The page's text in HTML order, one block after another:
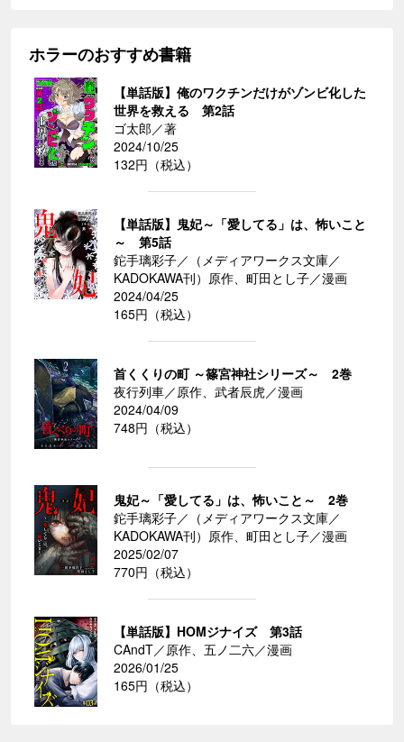
ホラーのおすすめ書籍
【単話版】俺のワクチンだけがゾンビ化した
世界を救える 第2話
ゴ太郎／著
2024/10/25
132円（税込）
【単話版】鬼妃～「愛してる」は、怖いこと
～ 第5話
鉈手璃彩子／（メディアワークス文庫／
KADOKAWA刊）原作、町田とし子／漫画
2024/04/25
165円（税込）
首くくりの町 ～篠宮神社シリーズ～ 2巻
夜行列車／原作、武者辰虎／漫画
2024/04/09
748円（税込）
鬼妃～「愛してる」は、怖いこと～ 2巻
鉈手璃彩子／（メディアワークス文庫／
KADOKAWA刊）原作、町田とし子／漫画
2025/02/07
770円（税込）
【単話版】HOMジナイズ 第3話
CAndT／原作、五ノ二六／漫画
2026/01/25
165円（税込）